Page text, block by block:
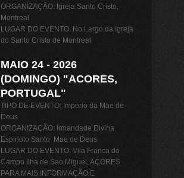
ORGANIZAÇÃO: Igreja Santo Cristo,
Montreal
LUGAR DO EVENTO: No Largo da Igreja
do Santo Cristo de Montreal
MAIO 24 - 2026
(DOMINGO) "ACORES,
PORTUGAL"
TIPO DE EVENTO: Imperio da Mae de
Deus
ORGANIZAÇÃO: Irmandade Divina
Espirioto Santo Mae de Deus
LUGAR DO EVENTO: Vila Franca do
Campo Ilha de Sao Miguel, AÇORES
PARA MAIS INFORMAÇÃO E